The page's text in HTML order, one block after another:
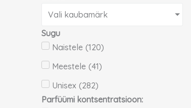
Vali kaubamärk
Sugu
Naistele (120)
Meestele (41)
Unisex (282)
Parfüümi kontsentratsioon: